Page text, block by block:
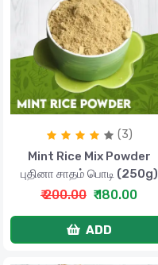
(3)
Mint Rice Mix Powder
புதினா சாதம் பொடி (250g)
₹ 200.00 ₹ 180.00
ADD